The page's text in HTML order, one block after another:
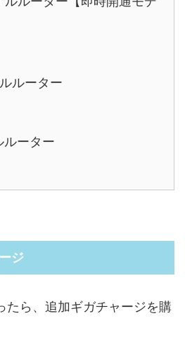
ルーター
ルーター
ジ
たら、追加ギガチャージを購